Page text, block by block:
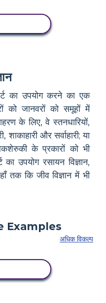
का उपयोग करने का एक
को जानवरों को समूहों में
के लिए, वे स्तनधारियों,
शाकाहारी और सर्वाहारी; या
के प्रकारों को भी
उपयोग रसायन विज्ञान,
तक कि जीव विज्ञान में भी
अधिक विकल्प